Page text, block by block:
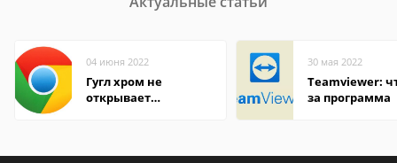
04 июня 2022
Гугл хром не
открывает
30 мая 2022
Teamviewer:
за программа